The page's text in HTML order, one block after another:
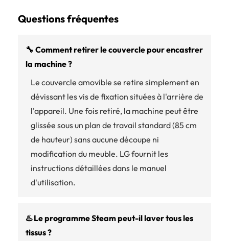
Questions fréquentes
🔧 Comment retirer le couvercle pour encastrer
la machine ?
Le couvercle amovible se retire simplement en
dévissant les vis de fixation situées à l'arrière de
l'appareil. Une fois retiré, la machine peut être
glissée sous un plan de travail standard (85 cm
de hauteur) sans aucune découpe ni
modification du meuble. LG fournit les
instructions détaillées dans le manuel
d'utilisation.
♨️ Le programme Steam peut-il laver tous les
tissus ?